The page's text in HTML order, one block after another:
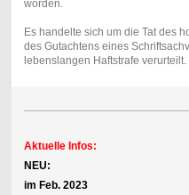
worden.
Es handelte sich um die Tat des
des Gutachtens eines
lebenslangen Haftstrafe verurteilt.
Aktuelle Infos:
NEU:
im Feb. 2023